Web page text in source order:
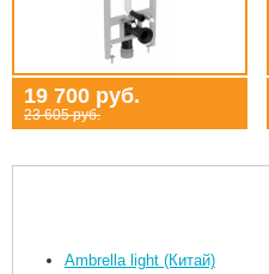
19 700 руб.
23 605 руб.
Ambrella light (Китай)